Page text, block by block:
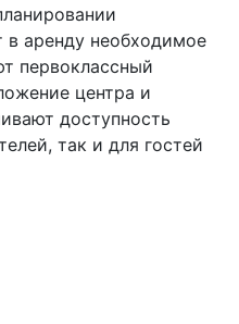
в аренду необходимое
первоклассный
центра и
доступность
так и для гостей